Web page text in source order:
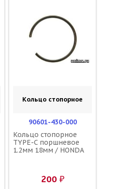
Кольцо стопорное
90601-430-000
Кольцо стопорное
TYPE-C поршневое
1.2мм 18мм / HONDA
200 ₽